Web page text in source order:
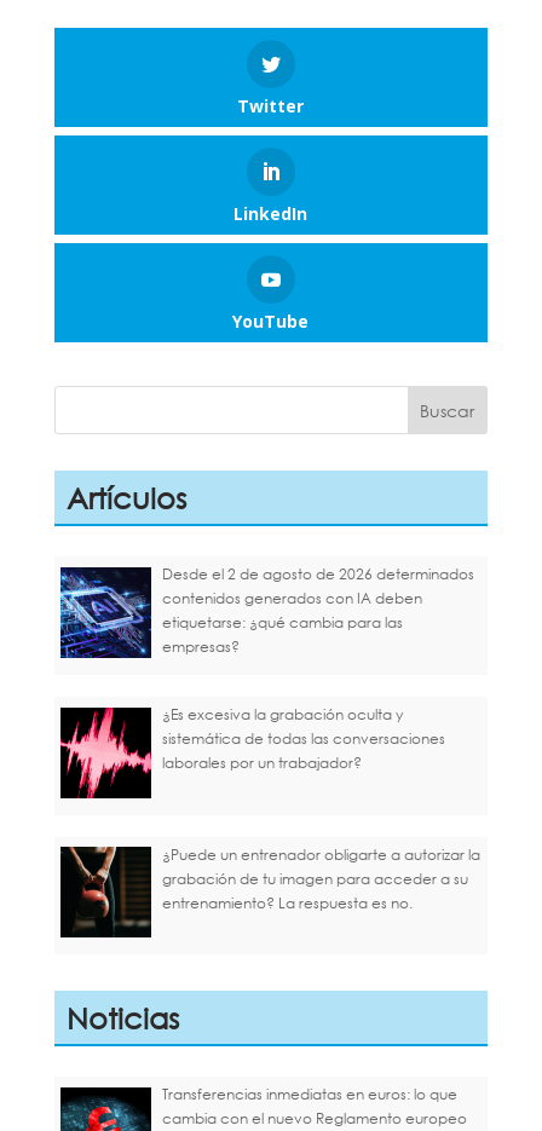
Twitter
LinkedIn
YouTube
Artículos
Desde el 2 de agosto de 2026 determinados
contenidos generados con IA deben
etiquetarse: ¿qué cambia para las
empresas?
¿Es excesiva la grabación oculta y
sistemática de todas las conversaciones
laborales por un trabajador?
¿Puede un entrenador obligarte a autorizar la
grabación de tu imagen para acceder a su
entrenamiento? La respuesta es no.
Noticias
Transferencias inmediatas en euros: lo que
cambia con el nuevo Reglamento europeo